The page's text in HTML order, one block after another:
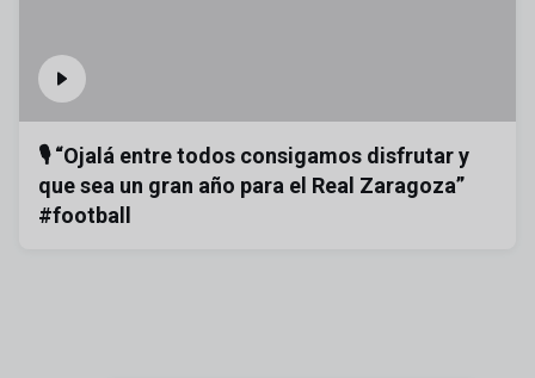
🎙️ “Ojalá entre todos consigamos disfrutar y
que sea un gran año para el Real Zaragoza”
#football